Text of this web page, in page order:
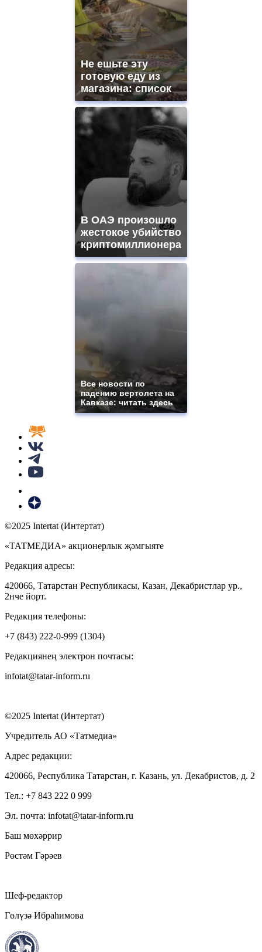
Не ешьте эту
готовую еду из
магазина: список
В ОАЭ произошло
жестокое убийство
криптомиллионера
Все новости по
падению вертолета на
Кавказе: читать здесь
©2025 Intertat (Интертат)
«ТАТМЕДИА» акционерлык җәмгыяте
Редакция адресы:
420066, Татарстан Республикасы, Казан, Декабристлар ур.,
2нче йорт.
Редакция телефоны:
+7 (843) 222-0-999 (1304)
Редакциянең электрон почтасы:
infotat@tatar-inform.ru
©2025 Intertat (Интертат)
Учредитель АО «Татмедиа»
Адрес редакции:
420066, Республика Татарстан, г. Казань, ул. Декабристов, д. 2
Тел.: +7 843 222 0 999
Эл. почта: infotat@tatar-inform.ru
Баш мөхәррир
Рөстәм Гәрәев
Шеф-редактор
Гөлүзә Ибраһимова